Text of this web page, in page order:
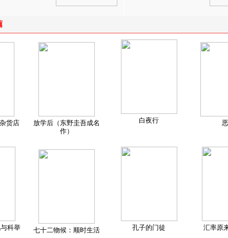
货店
放学后（东野圭吾成名
作）
白夜行
科举 七十二物候：顺时生活 孔子的门徒 汇率原